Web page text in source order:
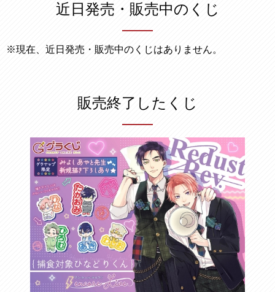
近日発売・販売中のくじ
※現在、近日発売・販売中のくじはありません。
販売終了したくじ